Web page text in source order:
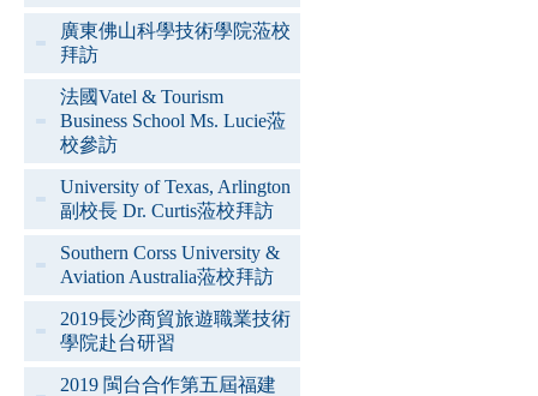
廣東佛山科學技術學院蒞校
拜訪
法國Vatel & Tourism
Business School Ms. Lucie蒞
校參訪
University of Texas, Arlington
副校長 Dr. Curtis蒞校拜訪
Southern Corss University &
Aviation Australia蒞校拜訪
2019長沙商貿旅遊職業技術
學院赴台研習
2019 閩台合作第五屆福建